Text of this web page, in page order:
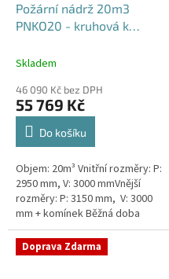
Požární nádrž 20m3
PNKO20 - kruhová k
Skladem
46 090 Kč bez DPH
55 769 Kč
Do košíku
Objem: 20m³ Vnitřní rozměry: P:
2950 mm, V: 3000 mmVnější
rozměry: P: 3150 mm, V: 3000
mm + komínek Běžná doba
dodání 2-3 týdny od objednávky.
Rozměry nádrže možno...
Doprava Zdarma